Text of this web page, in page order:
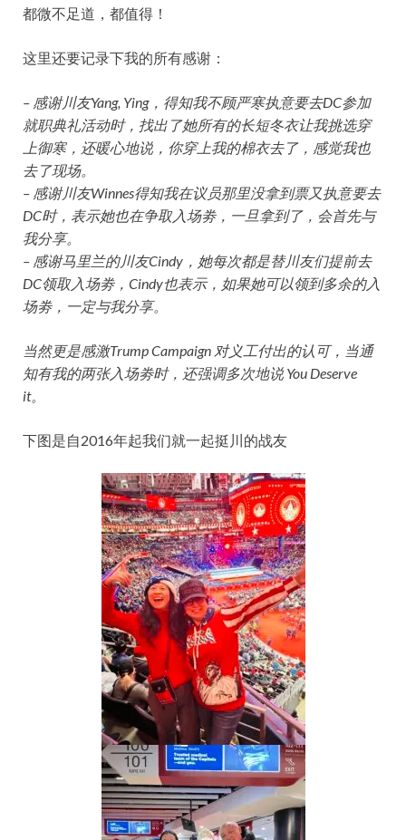
都微不足道，都值得！
这里还要记录下我的所有感谢：
– 感谢川友Yang, Ying，得知我不顾严寒执意要去DC参加
就职典礼活动时，找出了她所有的长短冬衣让我挑选穿
上御寒，还暖心地说，你穿上我的棉衣去了，感觉我也
去了现场。
– 感谢川友Winnes得知我在议员那里没拿到票又执意要去
DC时，表示她也在争取入场劵，一旦拿到了，会首先与
我分享。
– 感谢马里兰的川友Cindy，她每次都是替川友们提前去
DC领取入场劵，Cindy也表示，如果她可以领到多余的入
场劵，一定与我分享。
当然更是感激Trump Campaign 对义工付出的认可，当通
知有我的两张入场劵时，还强调多次地说 You Deserve
it。
下图是自2016年起我们就一起挺川的战友